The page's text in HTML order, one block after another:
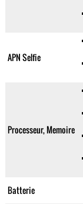
APN Selfie
Processeur, Memoire
Batterie